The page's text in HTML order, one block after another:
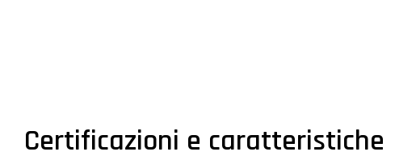
Certificazioni e caratteristiche